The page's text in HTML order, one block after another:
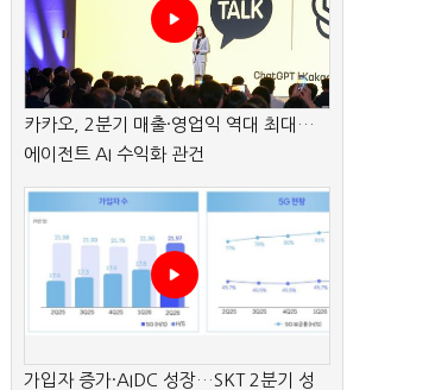
카카오, 2분기 매출·영업익 역대 최대…
에이전트 AI 수익화 관건
가입자 증가·AIDC 성장…SKT 2분기 성